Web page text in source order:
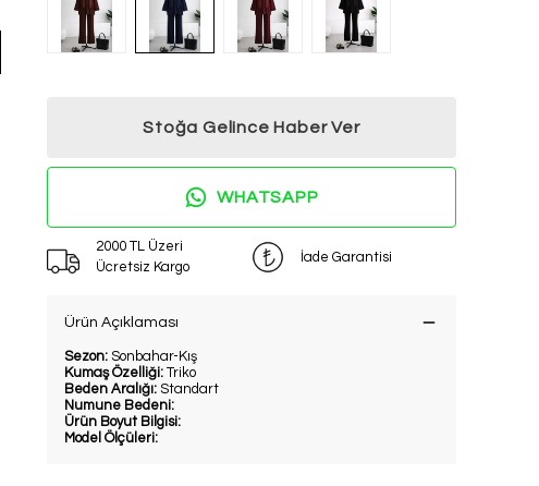
Stoğa Gelince Haber Ver
WHATSAPP
2000 TL Üzeri
Ücretsiz Kargo
İade Garantisi
Ürün Açıklaması
Sezon: Sonbahar-Kış
Kumaş Özelliği: Triko
Beden Aralığı: Standart
Numune Bedeni:
Ürün Boyut Bilgisi:
Model Ölçüleri: